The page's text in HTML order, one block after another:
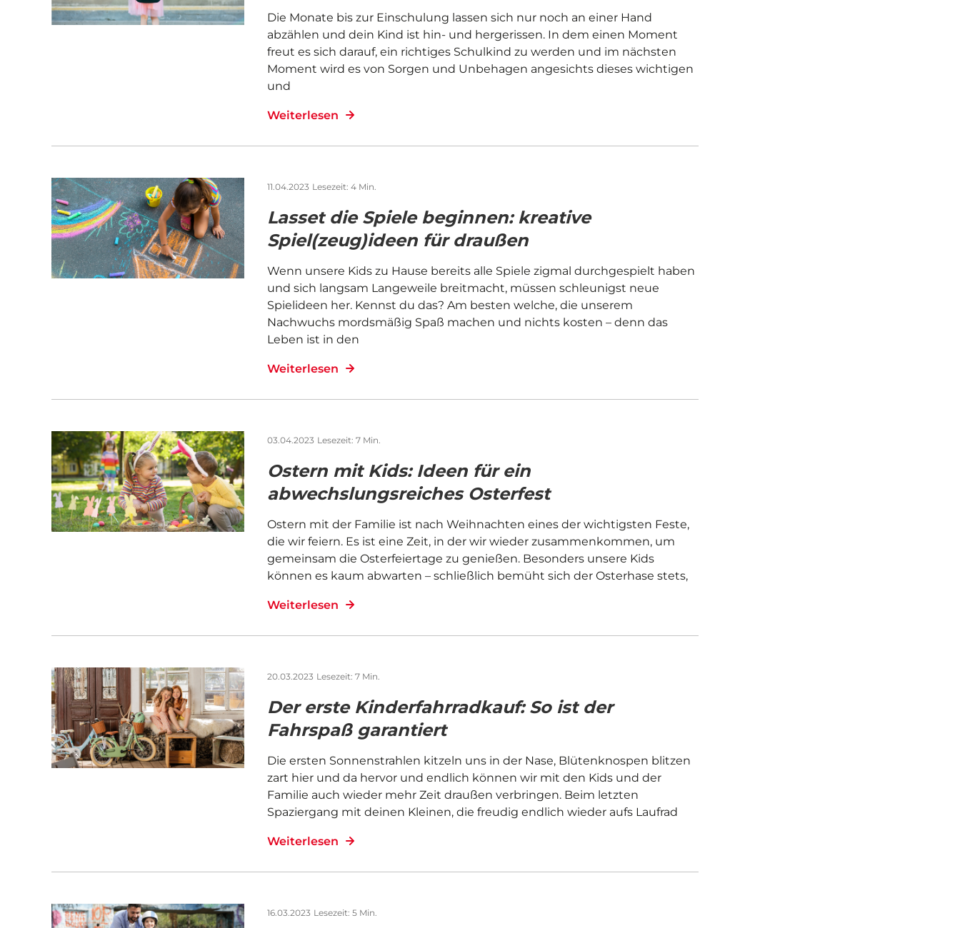
Die Monate bis zur Einschulung lassen sich nur noch an einer Hand
abzählen und dein Kind ist hin- und hergerissen. In dem einen Moment
freut es sich darauf, ein richtiges Schulkind zu werden und im nächsten
Moment wird es von Sorgen und Unbehagen angesichts dieses wichtigen
und
Weiterlesen
11.04.2023 Lesezeit: 4 Min.
Lasset die Spiele beginnen: kreative
Spiel(zeug)ideen für draußen
Wenn unsere Kids zu Hause bereits alle Spiele zigmal durchgespielt haben
und sich langsam Langeweile breitmacht, müssen schleunigst neue
Spielideen her. Kennst du das? Am besten welche, die unserem
Nachwuchs mordsmäßig Spaß machen und nichts kosten – denn das
Leben ist in den
Weiterlesen
03.04.2023 Lesezeit: 7 Min.
Ostern mit Kids: Ideen für ein
abwechslungsreiches Osterfest
Ostern mit der Familie ist nach Weihnachten eines der wichtigsten Feste,
die wir feiern. Es ist eine Zeit, in der wir wieder zusammenkommen, um
gemeinsam die Osterfeiertage zu genießen. Besonders unsere Kids
können es kaum abwarten – schließlich bemüht sich der Osterhase stets,
Weiterlesen
20.03.2023 Lesezeit: 7 Min.
Der erste Kinderfahrradkauf: So ist der
Fahrspaß garantiert
Die ersten Sonnenstrahlen kitzeln uns in der Nase, Blütenknospen blitzen
zart hier und da hervor und endlich können wir mit den Kids und der
Familie auch wieder mehr Zeit draußen verbringen. Beim letzten
Spaziergang mit deinen Kleinen, die freudig endlich wieder aufs Laufrad
Weiterlesen
16.03.2023 Lesezeit: 5 Min.